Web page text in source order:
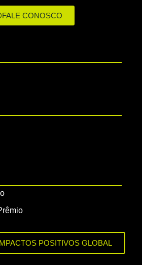
FALE CONOSCO
POSITIVOS GLOBAL